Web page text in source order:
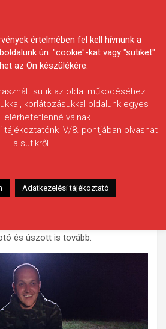
Szövetsége
és úszott is tovább.
értelmében fel kell hívnunk a
ún. "cookie"-kat vagy "sütiket"
az Ön készülékére.
sütik az oldal működéséhez
korlátozásukkal oldalunk egyes
elérhetetlenné válnak.
tájékoztatónk IV/8. pontjában olvashat
a sütikről.
Adatkezelési tájékoztató